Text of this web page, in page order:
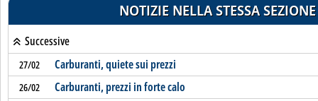
NOTIZIE NELLA STESSA SEZIONE
Successive
27/02 Carburanti, quiete sui prezzi
26/02 Carburanti, prezzi in forte calo